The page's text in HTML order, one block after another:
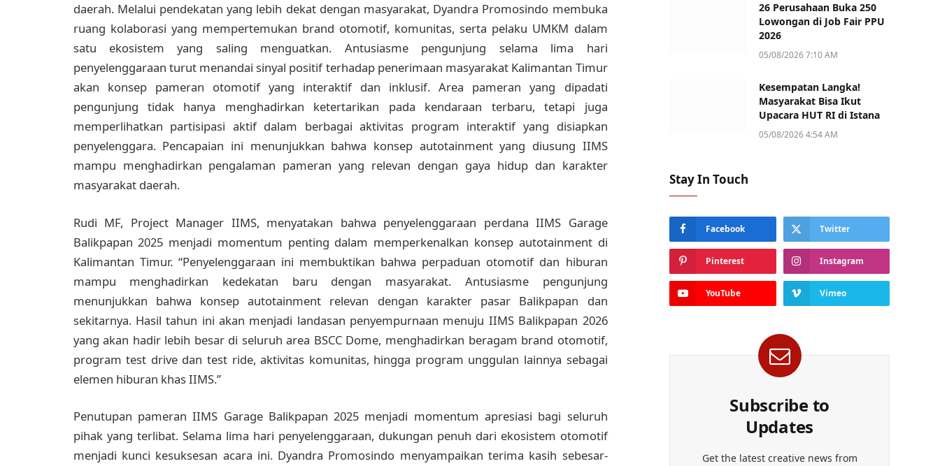
daerah. Melalui pendekatan yang lebih dekat dengan masyarakat, Dyandra Promosindo membuka
ruang kolaborasi yang mempertemukan brand otomotif, komunitas, serta pelaku UMKM dalam
satu ekosistem yang saling menguatkan. Antusiasme pengunjung selama lima hari
penyelenggaraan turut menandai sinyal positif terhadap penerimaan masyarakat Kalimantan Timur
akan konsep pameran otomotif yang interaktif dan inklusif. Area pameran yang dipadati
pengunjung tidak hanya menghadirkan ketertarikan pada kendaraan terbaru, tetapi juga
memperlihatkan partisipasi aktif dalam berbagai aktivitas program interaktif yang disiapkan
penyelenggara. Pencapaian ini menunjukkan bahwa konsep autotainment yang diusung IIMS
mampu menghadirkan pengalaman pameran yang relevan dengan gaya hidup dan karakter
masyarakat daerah.
Rudi MF, Project Manager IIMS, menyatakan bahwa penyelenggaraan perdana IIMS Garage
Balikpapan 2025 menjadi momentum penting dalam memperkenalkan konsep autotainment di
Kalimantan Timur. “Penyelenggaraan ini membuktikan bahwa perpaduan otomotif dan hiburan
mampu menghadirkan kedekatan baru dengan masyarakat. Antusiasme pengunjung
menunjukkan bahwa konsep autotainment relevan dengan karakter pasar Balikpapan dan
sekitarnya. Hasil tahun ini akan menjadi landasan penyempurnaan menuju IIMS Balikpapan 2026
yang akan hadir lebih besar di seluruh area BSCC Dome, menghadirkan beragam brand otomotif,
program test drive dan test ride, aktivitas komunitas, hingga program unggulan lainnya sebagai
elemen hiburan khas IIMS.”
Penutupan pameran IIMS Garage Balikpapan 2025 menjadi momentum apresiasi bagi seluruh
pihak yang terlibat. Selama lima hari penyelenggaraan, dukungan penuh dari ekosistem otomotif
menjadi kunci kesuksesan acara ini. Dyandra Promosindo menyampaikan terima kasih sebesar-
26 Perusahaan Buka 250
Lowongan di Job Fair PPU
2026
05/08/2026 7:10 AM
Kesempatan Langka!
Masyarakat Bisa Ikut
Upacara HUT RI di Istana
05/08/2026 4:54 AM
Stay In Touch
Facebook Twitter
Pinterest Instagram
YouTube Vimeo
Subscribe to
Updates
Get the latest creative news from